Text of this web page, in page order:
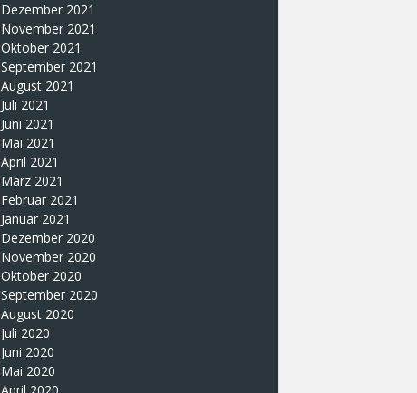
Dezember 2021
November 2021
Oktober 2021
September 2021
August 2021
Juli 2021
Juni 2021
Mai 2021
April 2021
März 2021
Februar 2021
Januar 2021
Dezember 2020
November 2020
Oktober 2020
September 2020
August 2020
Juli 2020
Juni 2020
Mai 2020